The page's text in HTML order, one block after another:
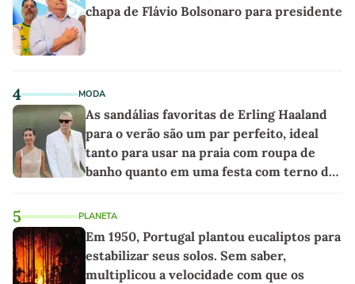
chapa de Flávio Bolsonaro para presidente
4 MODA
As sandálias favoritas de Erling Haaland
para o verão são um par perfeito, ideal
tanto para usar na praia com roupa de
banho quanto em uma festa com terno de
5 PLANETA
Em 1950, Portugal plantou eucaliptos para
estabilizar seus solos. Sem saber,
multiplicou a velocidade com que os